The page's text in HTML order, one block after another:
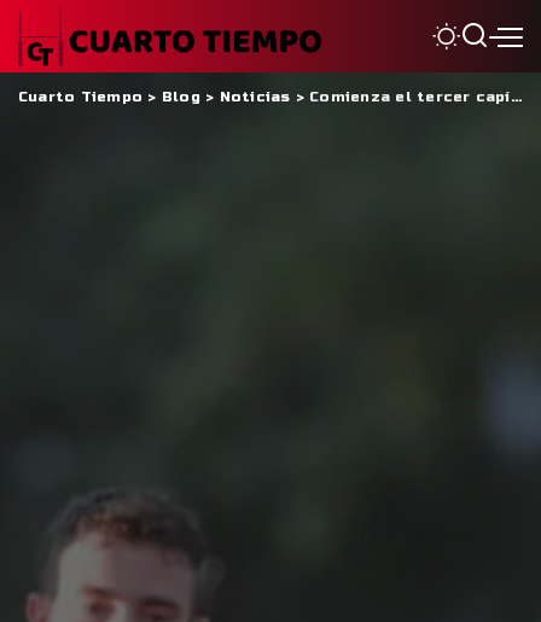
Cuarto Tiempo > Blog > Noticias > Comienza el tercer capítulo del Super Rugby Americas